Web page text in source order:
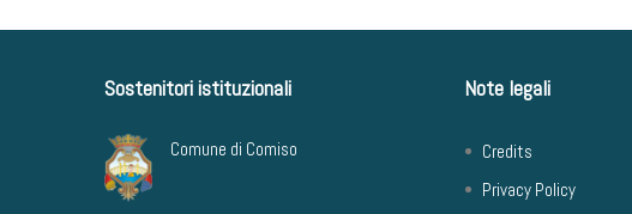
Sostenitori istituzionali
Comune di Comiso
Note legali
Credits
Privacy Policy